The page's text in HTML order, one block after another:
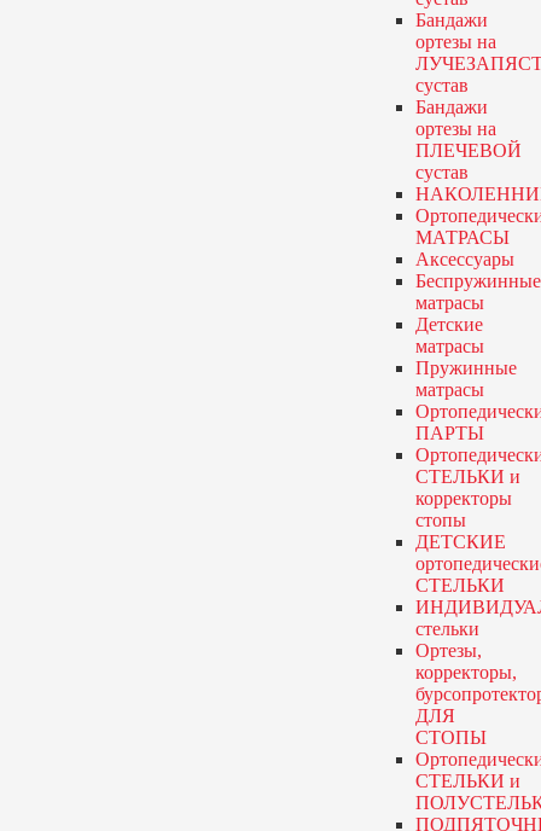
Бандажи
ортезы на
сустав
Бандажи
ортезы на
ПЛЕЧЕВОЙ
сустав
МАТРАСЫ
Аксессуары
Беспружинные
матрасы
Детские
матрасы
Пружинные
матрасы
ПАРТЫ
СТЕЛЬКИ и
корректоры
стопы
ДЕТСКИЕ
СТЕЛЬКИ
стельки
Ортезы,
корректоры,
ДЛЯ
СТОПЫ
СТЕЛЬКИ и